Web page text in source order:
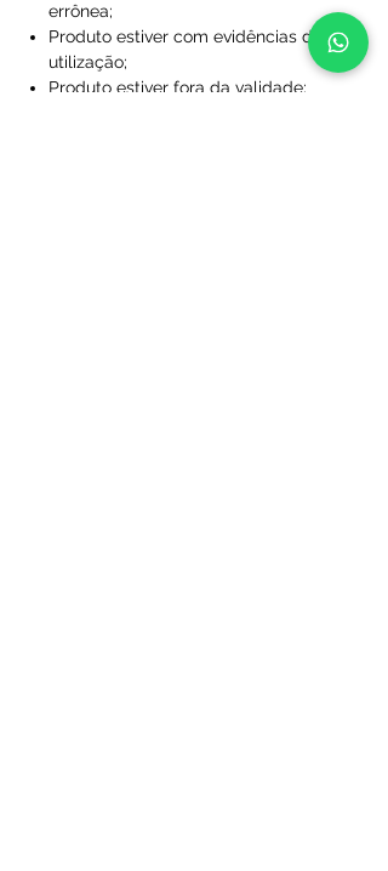
errônea;
Produto estiver com evidências de
utilização;
Produto estiver fora da validade;